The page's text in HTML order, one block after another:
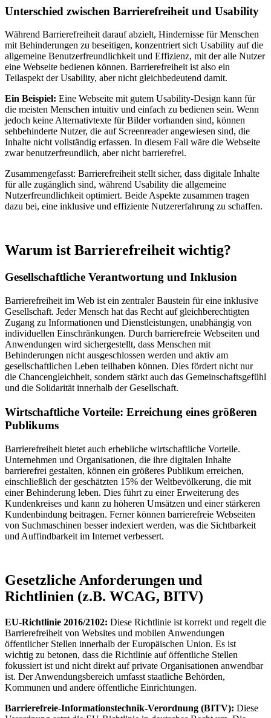
Unterschied zwischen Barrierefreiheit und Usability
Während Barrierefreiheit darauf abzielt, Hindernisse für Menschen
mit Behinderungen zu beseitigen, konzentriert sich Usability auf die
allgemeine Benutzerfreundlichkeit und Effizienz, mit der alle Nutzer
eine Webseite bedienen können. Barrierefreiheit ist also ein
Teilaspekt der Usability, aber nicht gleichbedeutend damit.
Ein Beispiel: Eine Webseite mit gutem Usability-Design kann für
die meisten Menschen intuitiv und einfach zu bedienen sein. Wenn
jedoch keine Alternativtexte für Bilder vorhanden sind, können
sehbehinderte Nutzer, die auf Screenreader angewiesen sind, die
Inhalte nicht vollständig erfassen. In diesem Fall wäre die Webseite
zwar benutzerfreundlich, aber nicht barrierefrei.
Zusammengefasst: Barrierefreiheit stellt sicher, dass digitale Inhalte
für alle zugänglich sind, während Usability die allgemeine
Nutzerfreundlichkeit optimiert. Beide Aspekte zusammen tragen
dazu bei, eine inklusive und effiziente Nutzererfahrung zu schaffen.
Warum ist Barrierefreiheit wichtig?
Gesellschaftliche Verantwortung und Inklusion
Barrierefreiheit im Web ist ein zentraler Baustein für eine inklusive
Gesellschaft. Jeder Mensch hat das Recht auf gleichberechtigten
Zugang zu Informationen und Dienstleistungen, unabhängig von
individuellen Einschränkungen. Durch barrierefreie Webseiten und
Anwendungen wird sichergestellt, dass Menschen mit
Behinderungen nicht ausgeschlossen werden und aktiv am
gesellschaftlichen Leben teilhaben können. Dies fördert nicht nur
die Chancengleichheit, sondern stärkt auch das Gemeinschaftsgefühl
und die Solidarität innerhalb der Gesellschaft.
Wirtschaftliche Vorteile: Erreichung eines größeren
Publikums
Barrierefreiheit bietet auch erhebliche wirtschaftliche Vorteile.
Unternehmen und Organisationen, die ihre digitalen Inhalte
barrierefrei gestalten, können ein größeres Publikum erreichen,
einschließlich der geschätzten 15% der Weltbevölkerung, die mit
einer Behinderung leben. Dies führt zu einer Erweiterung des
Kundenkreises und kann zu höheren Umsätzen und einer stärkeren
Kundenbindung beitragen. Ferner können barrierefreie Webseiten
von Suchmaschinen besser indexiert werden, was die Sichtbarkeit
und Auffindbarkeit im Internet verbessert.
Gesetzliche Anforderungen und
Richtlinien (z.B. WCAG, BITV)
EU-Richtlinie 2016/2102: Diese Richtlinie ist korrekt und regelt die
Barrierefreiheit von Websites und mobilen Anwendungen
öffentlicher Stellen innerhalb der Europäischen Union. Es ist
wichtig zu betonen, dass die Richtlinie auf öffentliche Stellen
fokussiert ist und nicht direkt auf private Organisationen anwendbar
ist. Der Anwendungsbereich umfasst staatliche Behörden,
Kommunen und andere öffentliche Einrichtungen.
Barrierefreie-Informationstechnik-Verordnung (BITV): Diese